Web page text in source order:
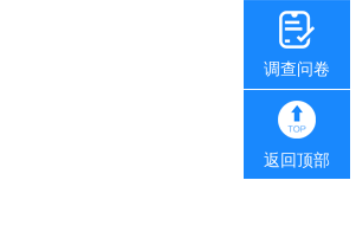
调查问卷
返回顶部